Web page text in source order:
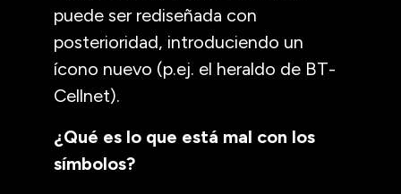
puede ser rediseñada con
posterioridad, introduciendo un
ícono nuevo (p.ej. el heraldo de BT-
Cellnet).
¿Qué es lo que está mal con los
símbolos?